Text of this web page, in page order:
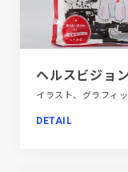
イラスト、グラフィ
DETAIL